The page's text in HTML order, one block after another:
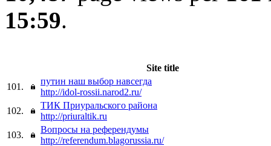
15:59.
Site title
101.
путин наш выбор навсегда
http://idol-rossii.narod2.ru/
102.
ТИК Приуральского района
http://priuraltik.ru
103.
Вопросы на референдумы
http://referendum.blagorussia.ru/